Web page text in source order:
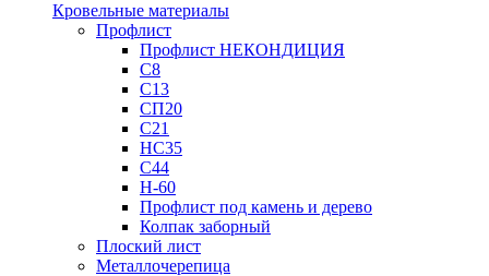
Кровельные материалы
Профлист
Профлист НЕКОНДИЦИЯ
С8
С13
СП20
С21
НС35
С44
Н-60
Профлист под камень и дерево
Колпак заборный
Плоский лист
Металлочерепица